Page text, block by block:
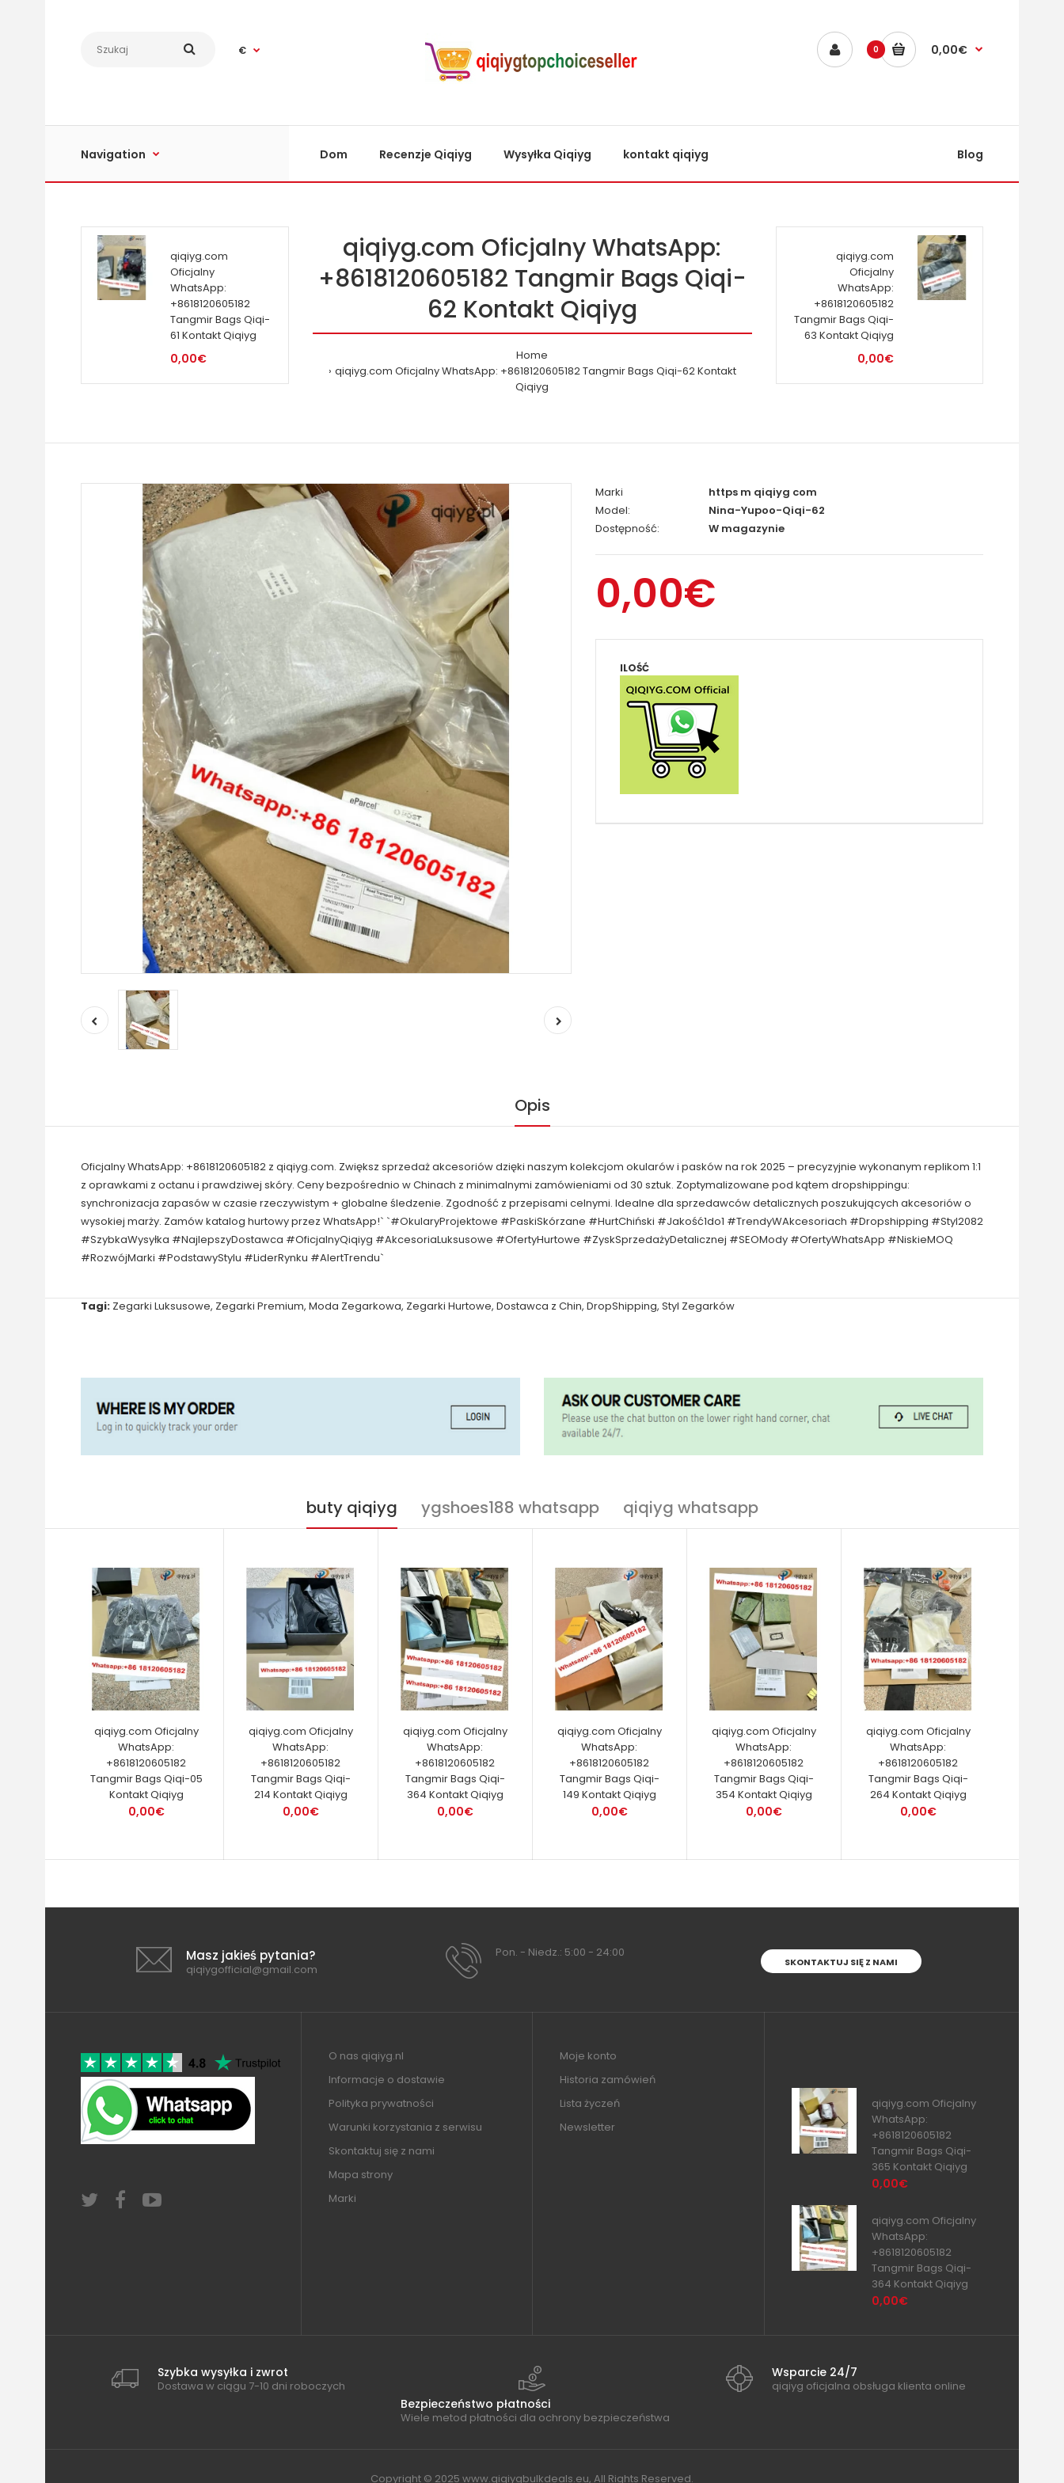
€ 0 0,00€
Navigation Dom Recenzje Qiqiyg Wysyłka Qiqiyg kontakt qiqiyg Blog
qiqiyg.com
Oficjalny
WhatsApp:
+8618120605182
Tangmir Bags Qiqi-
61 Kontakt Qiqiyg
0,00€
qiqiyg.com Oficjalny WhatsApp:
+8618120605182 Tangmir Bags Qiqi-
62 Kontakt Qiqiyg
Home
qiqiyg.com Oficjalny WhatsApp: +8618120605182 Tangmir Bags Qiqi-62 Kontakt
Qiqiyg
qiqiyg.com
Oficjalny
WhatsApp:
+8618120605182
Tangmir Bags Qiqi-
63 Kontakt Qiqiyg
0,00€
Marki
https m qiqiyg com
Model:
Nina-Yupoo-Qiqi-62
Dostępność:
W magazynie
0,00€
ILOŚĆ
Opis
Oficjalny WhatsApp: +8618120605182 z qiqiyg.com. Zwiększ sprzedaż akcesoriów dzięki naszym kolekcjom okularów i pasków na rok 2025 – precyzyjnie wykonanym replikom 1:1
z oprawkami z octanu i prawdziwej skóry. Ceny bezpośrednio w Chinach z minimalnymi zamówieniami od 30 sztuk. Zoptymalizowane pod kątem dropshippingu:
synchronizacja zapasów w czasie rzeczywistym + globalne śledzenie. Zgodność z przepisami celnymi. Idealne dla sprzedawców detalicznych poszukujących akcesoriów o
wysokiej marży. Zamów katalog hurtowy przez WhatsApp!` `#OkularyProjektowe #PaskiSkórzane #HurtChiński #Jakość1do1 #TrendyWAkcesoriach #Dropshipping #Styl2082
#SzybkaWysyłka #NajlepszyDostawca #OficjalnyQiqiyg #AkcesoriaLuksusowe #OfertyHurtowe #ZyskSprzedażyDetalicznej #SEOMody #OfertyWhatsApp #NiskieMOQ
#RozwójMarki #PodstawyStylu #LiderRynku #AlertTrendu`
Tagi: Zegarki Luksusowe, Zegarki Premium, Moda Zegarkowa, Zegarki Hurtowe, Dostawca z Chin, DropShipping, Styl Zegarków
buty qiqiyg ygshoes188 whatsapp qiqiyg whatsapp
qiqiyg.com Oficjalny
WhatsApp:
+8618120605182
Tangmir Bags Qiqi-05
Kontakt Qiqiyg
0,00€
qiqiyg.com Oficjalny
WhatsApp:
+8618120605182
Tangmir Bags Qiqi-
214 Kontakt Qiqiyg
0,00€
qiqiyg.com Oficjalny
WhatsApp:
+8618120605182
Tangmir Bags Qiqi-
364 Kontakt Qiqiyg
0,00€
qiqiyg.com Oficjalny
WhatsApp:
+8618120605182
Tangmir Bags Qiqi-
149 Kontakt Qiqiyg
0,00€
qiqiyg.com Oficjalny
WhatsApp:
+8618120605182
Tangmir Bags Qiqi-
354 Kontakt Qiqiyg
0,00€
qiqiyg.com Oficjalny
WhatsApp:
+8618120605182
Tangmir Bags Qiqi-
264 Kontakt Qiqiyg
0,00€
Masz jakieś pytania?
qiqiygofficial@gmail.com
Pon. - Niedz.: 5:00 - 24:00
SKONTAKTUJ SIĘ Z NAMI
O nas qiqiyg.nl
Informacje o dostawie
Polityka prywatności
Warunki korzystania z serwisu
Skontaktuj się z nami
Mapa strony
Marki
Moje konto
Historia zamówień
Lista życzeń
Newsletter
qiqiyg.com Oficjalny
WhatsApp:
+8618120605182
Tangmir Bags Qiqi-
365 Kontakt Qiqiyg
0,00€
qiqiyg.com Oficjalny
WhatsApp:
+8618120605182
Tangmir Bags Qiqi-
364 Kontakt Qiqiyg
0,00€
Szybka wysyłka i zwrot
Dostawa w ciągu 7-10 dni roboczych
Bezpieczeństwo płatności
Wiele metod płatności dla ochrony bezpieczeństwa
Wsparcie 24/7
qiqiyg oficjalna obsługa klienta online
Copyright © 2025 www.qiqiygbulkdeals.eu, All Rights Reserved.